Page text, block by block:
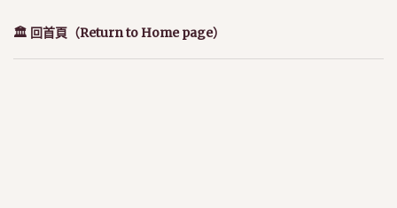
🏛️ 回首頁（Return to Home page）